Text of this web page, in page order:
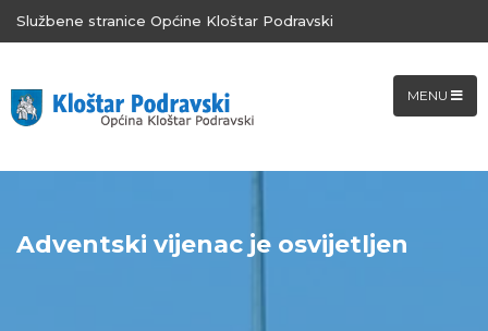
Službene stranice Općine Kloštar Podravski
MENU
Adventski vijenac je osvijetljen